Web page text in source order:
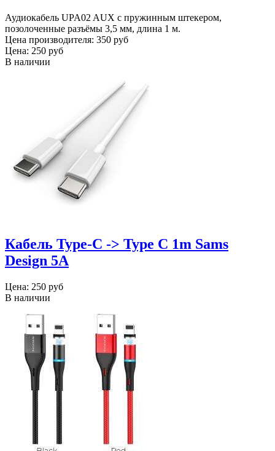
Аудиокабель UPA02 AUX с пружинным штекером,
позолоченные разъёмы 3,5 мм, длина 1 м.
Цена производителя: 350 руб
Цена: 250 руб
В наличии
Кабель Type-C -> Type C 1m Sams
Design 5A
Цена: 250 руб
В наличии